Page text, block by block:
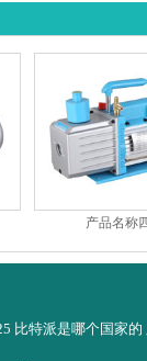
产品名称
比特派是哪个国家的